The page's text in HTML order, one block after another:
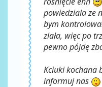
powiedziala ze
bym
zlała, więc po
pewno pójdę
Kciuki kochana
informuj nas